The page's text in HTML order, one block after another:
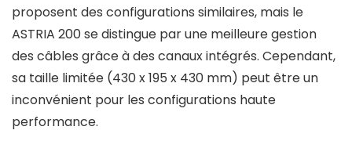
proposent des configurations similaires, mais le
ASTRIA 200 se distingue par une meilleure gestion
des câbles grâce à des canaux intégrés. Cependant,
sa taille limitée (430 x 195 x 430 mm) peut être un
inconvénient pour les configurations haute
performance.